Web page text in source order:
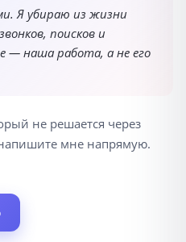
Я убираю из жизни
поисков и
— наша работа, а не его
не решается через
мне напрямую.